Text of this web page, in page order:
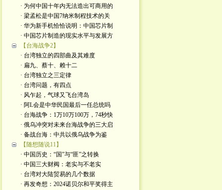
· 为何中国十年内无法造出可商用的
· 梁孟松是中国7纳米制程技术的关
· 华为新手机恰恰说明：中国芯片制
· 中国芯片制造的现实水平与发展方
【台海战争2】
· 台湾独立的四部曲及其难度
· 扁九、蔡十、赖十二
· 台湾独立之三定律
· 台湾问题，有四点
· 风乍起，气球又飞台湾岛
· 阿L会是中华民国最后一任总统吗
· 台海战争：1万10万100万，74秒快
· 俄乌冲突对未来台海战争的三大启
· 备战台海：中共以俄乌战争为鉴
【随想随说11】
· 中国历史：“国”与“匪”之转换
· 中国三大财阀：老实与不老实
· 台湾对大陆贸易的几个数据
· 再发奇想：2024诺贝尔和平奖得主